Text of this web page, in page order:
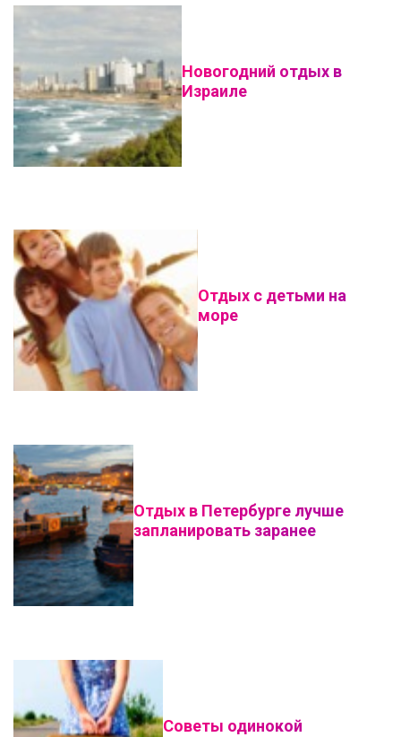
Новогодний отдых в
Израиле
Отдых с детьми на
море
Отдых в Петербурге лучше
запланировать заранее
Советы одинокой